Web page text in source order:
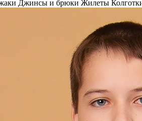
Джинсы и брюки Жилеты